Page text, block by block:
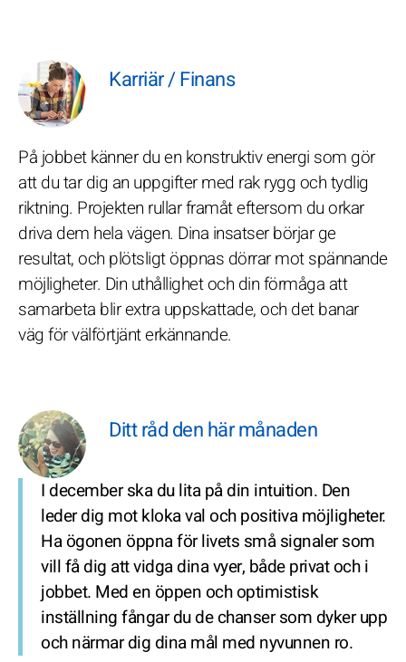
Karriär / Finans
På jobbet känner du en konstruktiv energi som gör
att du tar dig an uppgifter med rak rygg och tydlig
riktning. Projekten rullar framåt eftersom du orkar
driva dem hela vägen. Dina insatser börjar ge
resultat, och plötsligt öppnas dörrar mot spännande
möjligheter. Din uthållighet och din förmåga att
samarbeta blir extra uppskattade, och det banar
väg för välförtjänt erkännande.
Ditt råd den här månaden
I december ska du lita på din intuition. Den
leder dig mot kloka val och positiva möjligheter.
Ha ögonen öppna för livets små signaler som
vill få dig att vidga dina vyer, både privat och i
jobbet. Med en öppen och optimistisk
inställning fångar du de chanser som dyker upp
och närmar dig dina mål med nyvunnen ro.